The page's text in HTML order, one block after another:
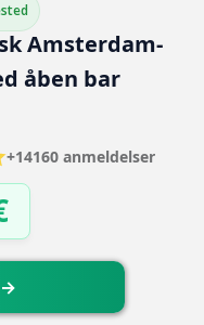
Amsterdam-
åben bar
+14160 anmeldelser
→